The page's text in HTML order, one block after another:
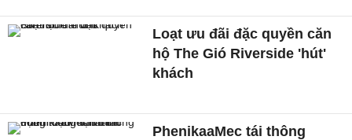
Loạt ưu đãi đặc quyền căn
hộ The Gió Riverside 'hút'
khách
PhenikaaMec tái thông